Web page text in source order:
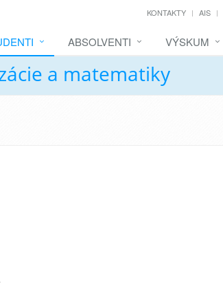
KONTAKTY AIS
ABSOLVENTI VÝSKUM
a matematiky